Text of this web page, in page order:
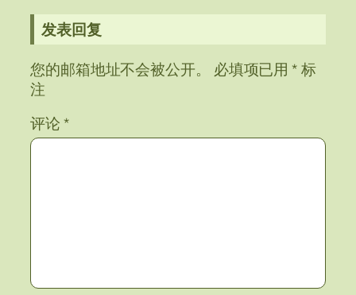
发表回复
您的邮箱地址不会被公开。
必填项已用*标
注
评论*